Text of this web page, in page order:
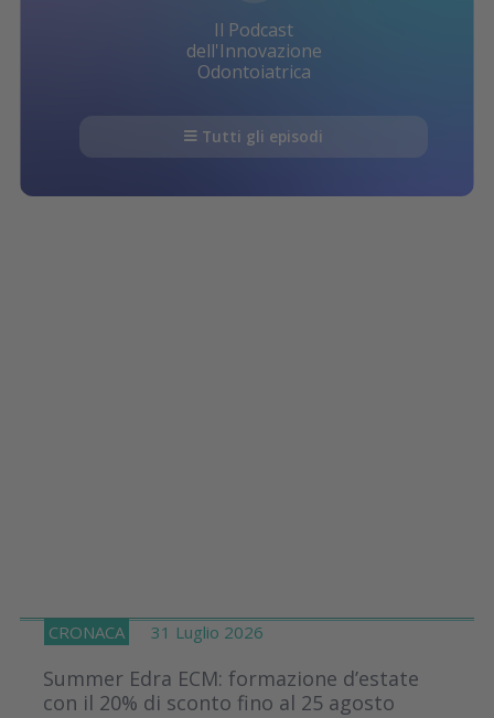
Il Podcast
dell'Innovazione
Odontoiatrica
Tutti gli episodi
CRONACA 31 Luglio 2026
Summer Edra ECM: formazione d’estate
con il 20% di sconto fino al 25 agosto